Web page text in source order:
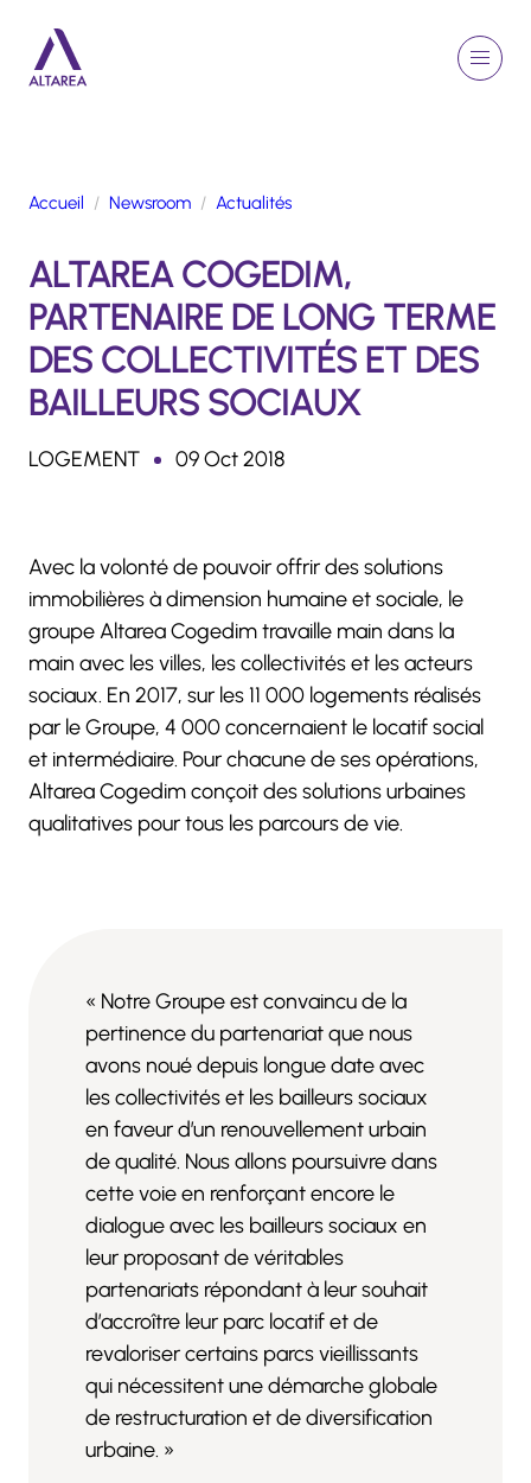
Menu
ACTIVITÉS
ENGAGEMENTS
TALENTS
FINANCE
NEWSROOM
Rechercher
Accueil Newsroom Actualités
ALTAREA COGEDIM,
PARTENAIRE DE LONG TERME
DES COLLECTIVITÉS ET DES
BAILLEURS SOCIAUX
LOGEMENT 09 Oct 2018
Avec la volonté de pouvoir offrir des solutions
immobilières à dimension humaine et sociale, le
groupe Altarea Cogedim travaille main dans la
main avec les villes, les collectivités et les acteurs
sociaux. En 2017, sur les 11 000 logements réalisés
par le Groupe, 4 000 concernaient le locatif social
et intermédiaire. Pour chacune de ses opérations,
Altarea Cogedim conçoit des solutions urbaines
qualitatives pour tous les parcours de vie.
« Notre Groupe est convaincu de la
pertinence du partenariat que nous
avons noué depuis longue date avec
les collectivités et les bailleurs sociaux
en faveur d’un renouvellement urbain
de qualité. Nous allons poursuivre dans
cette voie en renforçant encore le
dialogue avec les bailleurs sociaux en
leur proposant de véritables
partenariats répondant à leur souhait
d’accroître leur parc locatif et de
revaloriser certains parcs vieillissants
qui nécessitent une démarche globale
de restructuration et de diversification
urbaine. »